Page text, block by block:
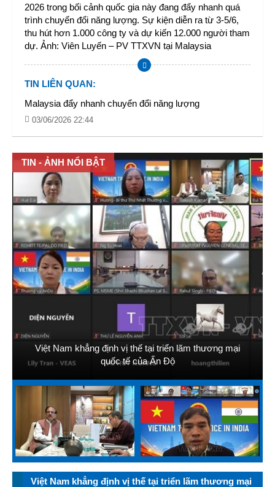
2026 trong bối cảnh quốc gia này đang đẩy nhanh quá
trình chuyển đổi năng lượng. Sự kiện diễn ra từ 3-5/6,
thu hút hơn 1.000 công ty và dự kiến 12.000 người tham
dự. Ảnh: Viên Luyến – PV TTXVN tại Malaysia
TIN LIÊN QUAN:
Malaysia đẩy nhanh chuyển đổi năng lượng
03/06/2026 22:44
TIN - ẢNH NỔI BẬT
Việt Nam khẳng định vị thế tại triển lãm thương mại
quốc tế của Ấn Độ
Việt Nam khẳng định vị thế tại triển lãm thương mại